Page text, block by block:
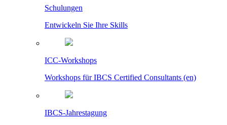
Schulungen
Entwickeln Sie Ihre Skills
ICC-Workshops
Workshops für IBCS Certified Consultants (en)
IBCS-Jahrestagung